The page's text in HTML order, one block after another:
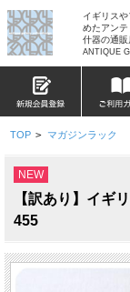
イギリス
めたアン
什器の通販
ANTIQUE
TOP > マガジンラック
NEW
【訳あり】イギ
455